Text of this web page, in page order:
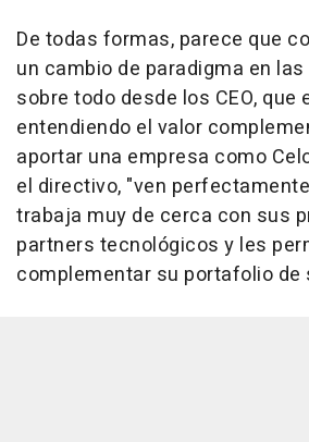
De todas formas, parece que
un cambio de paradigma en
sobre todo desde los CEO, que
entendiendo el valor
aportar una empresa como
el directivo, "ven
trabaja muy de cerca con sus
partners tecnológicos y les
complementar su portafolio de